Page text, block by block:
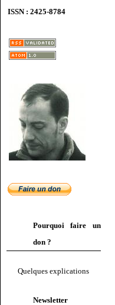
ISSN : 2425-8784
Pourquoi faire un
don ?
Quelques explications
Newsletter